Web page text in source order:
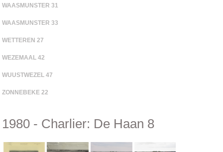
WAASMUNSTER 31
WAASMUNSTER 33
WETTEREN 27
WEZEMAAL 42
WUUSTWEZEL 47
ZONNEBEKE 22
1980 - Charlier: De Haan 8